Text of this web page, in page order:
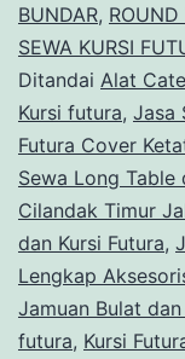
BUNDAR, ROUND
SEWA KURSI
Ditandai Alat
Kursi futura, Jasa
Futura Cover
Sewa Long Table
Cilandak Timur
dan Kursi Futura,
Lengkap
Jamuan Bulat
futura, Kursi